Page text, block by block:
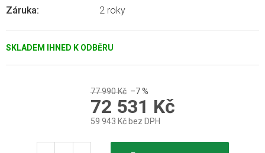
SKLADEM IHNED K ODBĚRU
Záruka: 2 roky
77 990 Kč –7 %
72 531 Kč
59 943 Kč bez DPH
cena: